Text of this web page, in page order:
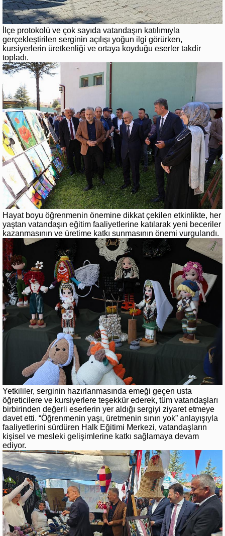
İlçe protokolü ve çok sayıda vatandaşın katılımıyla
gerçekleştirilen serginin açılışı yoğun ilgi görürken,
kursiyerlerin üretkenliği ve ortaya koyduğu eserler takdir
topladı.
Hayat boyu öğrenmenin önemine dikkat çekilen etkinlikte, her
yaştan vatandaşın eğitim faaliyetlerine katılarak yeni beceriler
kazanmasının ve üretime katkı sunmasının önemi vurgulandı.
Yetkililer, serginin hazırlanmasında emeği geçen usta
öğreticilere ve kursiyerlere teşekkür ederek, tüm vatandaşları
birbirinden değerli eserlerin yer aldığı sergiyi ziyaret etmeye
davet etti. “Öğrenmenin yaşı, üretmenin sınırı yok” anlayışıyla
faaliyetlerini sürdüren Halk Eğitimi Merkezi, vatandaşların
kişisel ve mesleki gelişimlerine katkı sağlamaya devam
ediyor.